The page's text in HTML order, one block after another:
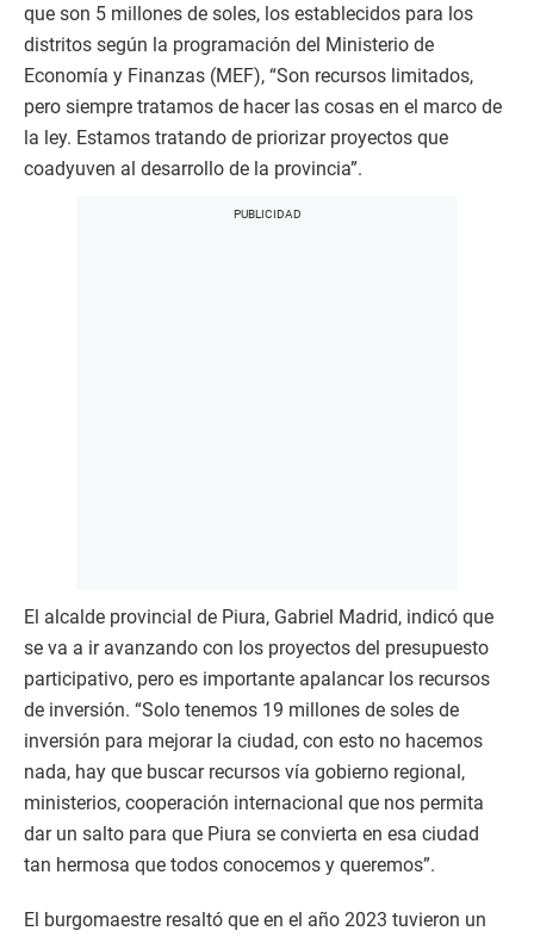
que son 5 millones de soles, los establecidos para los
distritos según la programación del Ministerio de
Economía y Finanzas (MEF), “Son recursos limitados,
pero siempre tratamos de hacer las cosas en el marco de
la ley. Estamos tratando de priorizar proyectos que
coadyuven al desarrollo de la provincia”.
El alcalde provincial de Piura, Gabriel Madrid, indicó que
se va a ir avanzando con los proyectos del presupuesto
participativo, pero es importante apalancar los recursos
de inversión. “Solo tenemos 19 millones de soles de
inversión para mejorar la ciudad, con esto no hacemos
nada, hay que buscar recursos vía gobierno regional,
ministerios, cooperación internacional que nos permita
dar un salto para que Piura se convierta en esa ciudad
tan hermosa que todos conocemos y queremos”.
El burgomaestre resaltó que en el año 2023 tuvieron un